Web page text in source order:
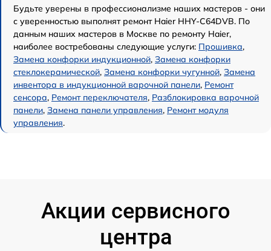
Будьте уверены в профессионализме наших мастеров - они
с уверенностью выполнят ремонт Haier HHY-C64DVB. По
данным наших мастеров в Москве по ремонту Haier,
наиболее востребованы следующие услуги: Прошивка,
Замена конфорки индукционной, Замена конфорки
стеклокерамической, Замена конфорки чугунной, Замена
инвентора в индукционной варочной панели, Ремонт
сенсора, Ремонт переключателя, Разблокировка варочной
панели, Замена панели управления, Ремонт модуля
управления.
Акции сервисного
центра